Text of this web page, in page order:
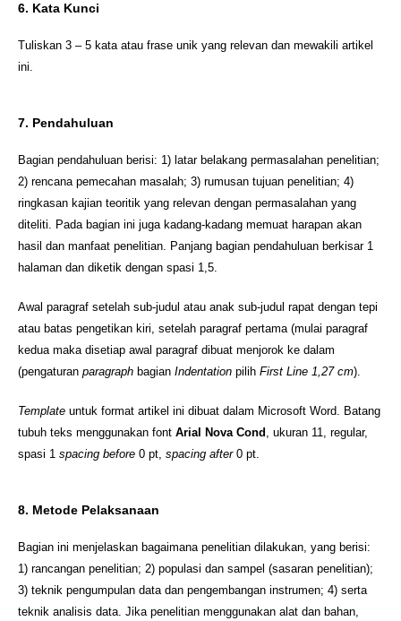
6. Kata Kunci
Tuliskan 3 – 5 kata atau frase unik yang relevan dan mewakili artikel
ini.
7. Pendahuluan
Bagian pendahuluan berisi: 1) latar belakang permasalahan penelitian;
2) rencana pemecahan masalah; 3) rumusan tujuan penelitian; 4)
ringkasan kajian teoritik yang relevan dengan permasalahan yang
diteliti. Pada bagian ini juga kadang-kadang memuat harapan akan
hasil dan manfaat penelitian. Panjang bagian pendahuluan berkisar 1
halaman dan diketik dengan spasi 1,5.
Awal paragraf setelah sub-judul atau anak sub-judul rapat dengan tepi
atau batas pengetikan kiri, setelah paragraf pertama (mulai paragraf
kedua maka disetiap awal paragraf dibuat menjorok ke dalam
(pengaturan paragraph bagian Indentation pilih First Line 1,27 cm).
Templateuntuk format artikel ini dibuat dalam Microsoft Word. Batang
tubuh teks menggunakan font Arial Nova Cond , ukuran 11, regular,
spasi 1 spacing before 0 pt, spacing after0 pt.
8. Metode Pelaksanaan
Bagian ini menjelaskan bagaimana penelitian dilakukan, yang berisi:
1) rancangan penelitian; 2) populasi dan sampel (sasaran penelitian);
3) teknik pengumpulan data dan pengembangan instrumen; 4) serta
teknik analisis data. Jika penelitian menggunakan alat dan bahan,